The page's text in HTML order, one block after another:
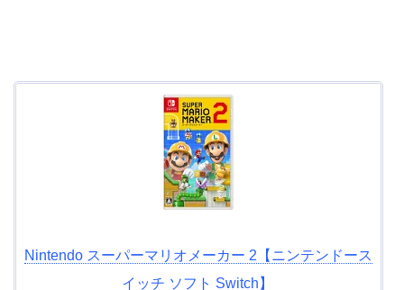
Nintendo スーパーマリオメーカー 2【ニンテンドース
イッチ ソフト Switch】